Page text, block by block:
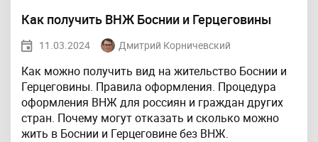
Как получить ВНЖ Боснии и Герцеговины
11.03.2024 Дмитрий Корничевский
Как можно получить вид на жительство Боснии и
Герцеговины. Правила оформления. Процедура
оформления ВНЖ для россиян и граждан других
стран. Почему могут отказать и сколько можно
жить в Боснии и Герцеговине без ВНЖ.